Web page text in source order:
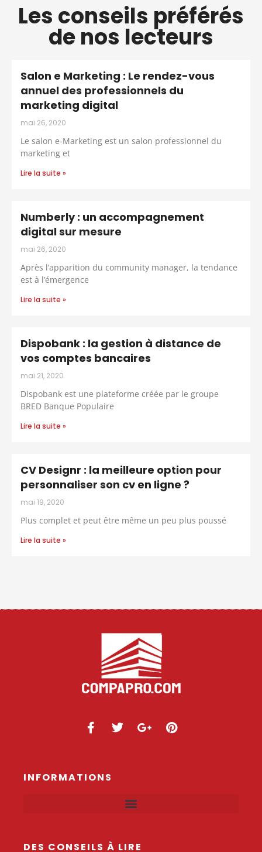
Les conseils préférés
de nos lecteurs
Salon e Marketing : Le rendez-vous
annuel des professionnels du
marketing digital
mai 26, 2020
Le salon e-Marketing est un salon professionnel du
marketing et
Lire la suite »
Numberly : un accompagnement
digital sur mesure
mai 26, 2020
Après l’apparition du community manager, la tendance
est à l’émergence
Lire la suite »
Dispobank : la gestion à distance de
vos comptes bancaires
mai 21, 2020
Dispobank est une plateforme créée par le groupe
BRED Banque Populaire
Lire la suite »
CV Designr : la meilleure option pour
personnaliser son cv en ligne ?
mai 19, 2020
Plus complet et peut être même un peu plus poussé
Lire la suite »
INFORMATIONS
DES CONSEILS À LIRE